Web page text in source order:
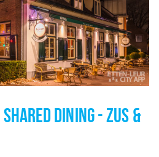
DINING - ZUS &